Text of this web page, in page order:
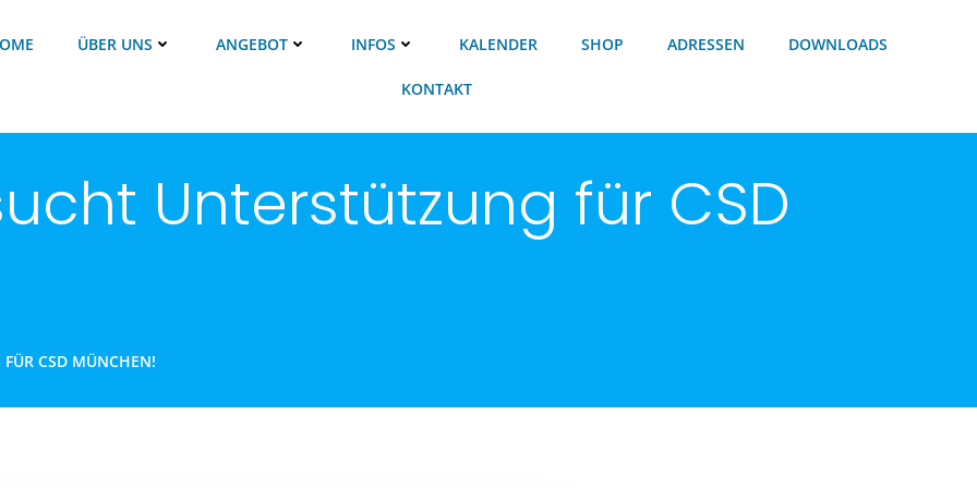
ÜBER UNS ANGEBOT INFOS KALENDER SHOP ADRESSEN DOWNLOADS
KONTAKT
Unterstützung für CSD
CSD MÜNCHEN!